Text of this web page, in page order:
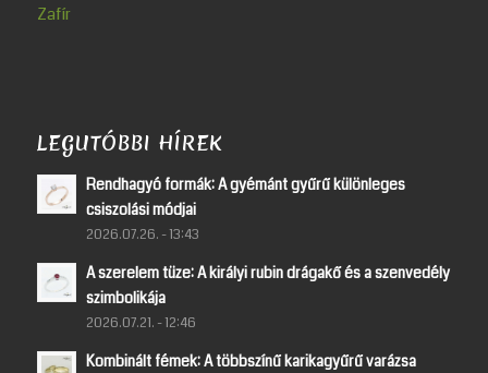
Zafír
LEGUTÓBBI HÍREK
Rendhagyó formák: A gyémánt gyűrű különleges
csiszolási módjai
2026.07.26. - 13:43
A szerelem tüze: A királyi rubin drágakő és a szenvedély
szimbolikája
2026.07.21. - 12:46
Kombinált fémek: A többszínű karikagyűrű varázsa